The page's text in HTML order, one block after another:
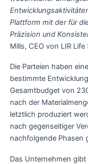
Plattform mit der für
Präzision und
Mills, CEO von LIR Life
Die Parteien haben
bestimmte
Gesamtbudget von
nach der
letztlich produziert
nach gegenseitiger
nachfolgende Phasen
Das Unternehmen